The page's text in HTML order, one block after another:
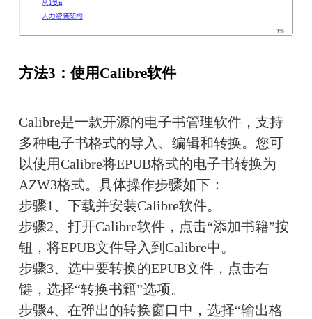
方法3：使用Calibre软件
Calibre是一款开源的电子书管理软件，支持
多种电子书格式的导入、编辑和转换。您可
以使用Calibre将EPUB格式的电子书转换为
AZW3格式。具体操作步骤如下：
步骤1、下载并安装Calibre软件。
步骤2、打开Calibre软件，点击“添加书籍”按
钮，将EPUB文件导入到Calibre中。
步骤3、选中要转换的EPUB文件，点击右
键，选择“转换书籍”选项。
步骤4、在弹出的转换窗口中，选择“输出格